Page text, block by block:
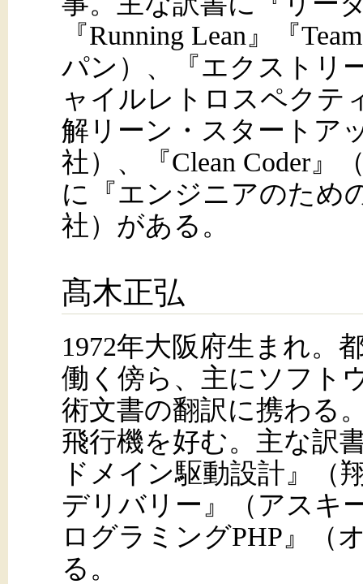
『Running Lean』『
パン）、『エクストリ
ャイルレトロスペクテ
解リーン・スタートア
社）、『Clean Coder』
に『エンジニアのため
社）がある。
髙木正弘
1972年大阪府生まれ。
働く傍ら、主にソフト
術文書の翻訳に携わる
飛行機を好む。主な訳
ドメイン駆動設計』（
デリバリー』（アスキ
ログラミングPHP』（
る。